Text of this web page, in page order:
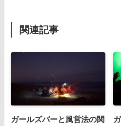
関連記事
ガールズバーと風営法の関